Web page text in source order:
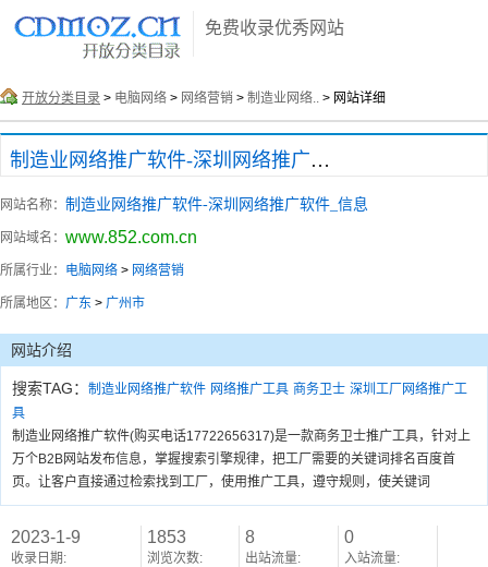
免费收录优秀网站
开放分类目录 > 电脑网络 > 网络营销 > 制造业网络.. > 网站详细
制造业网络推广软件-深圳网络推广软件_信息
网站名称： 制造业网络推广软件-深圳网络推广软件_信息
网站域名： www.852.com.cn
所属行业： 电脑网络 > 网络营销
所属地区： 广东 > 广州市
网站介绍
搜索TAG： 制造业网络推广软件 网络推广工具 商务卫士 深圳工厂网络推广工
具
制造业网络推广软件(购买电话17722656317)是一款商务卫士推广工具，针对上
万个B2B网站发布信息，掌握搜索引擎规律，把工厂需要的关键词排名百度首
页。让客户直接通过检索找到工厂，使用推广工具，遵守规则，使关键词
2023-1-9
收录日期:
1853
浏览次数:
8
出站流量:
0
入站流量: